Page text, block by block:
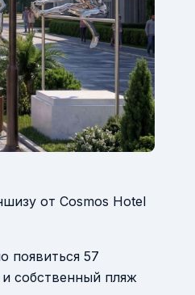
от Cosmos Hotel
появиться 57
собственный пляж